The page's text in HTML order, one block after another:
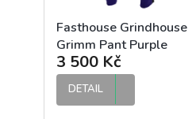
Fasthouse Grindhouse
Grimm Pant Purple
Black MX kalhoty
3 500 Kč
DETAIL